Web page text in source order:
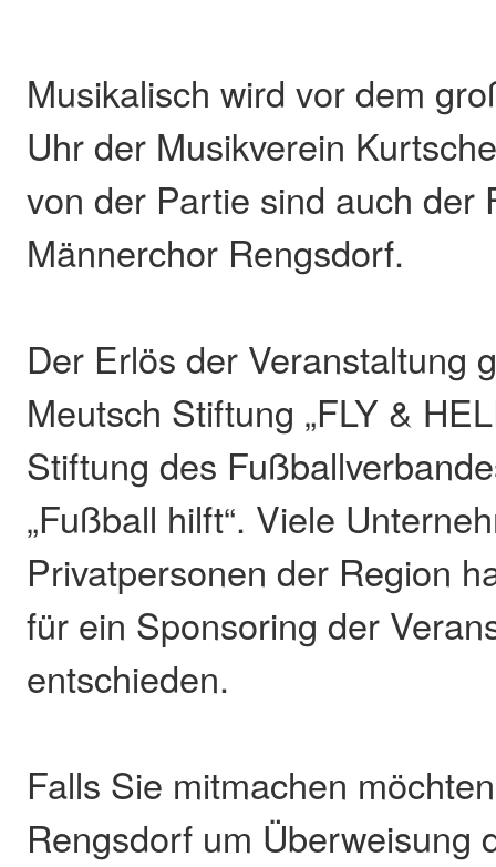
Musikalisch wird vor dem
Uhr der Musikverein
von der Partie sind auch der
Männerchor Rengsdorf.
Der Erlös der Veranstaltung
Meutsch Stiftung „FLY &
Stiftung des
„Fußball hilft“. Viele
Privatpersonen der Region
für ein Sponsoring der
entschieden.
Falls Sie mitmachen
Rengsdorf um Überweisung